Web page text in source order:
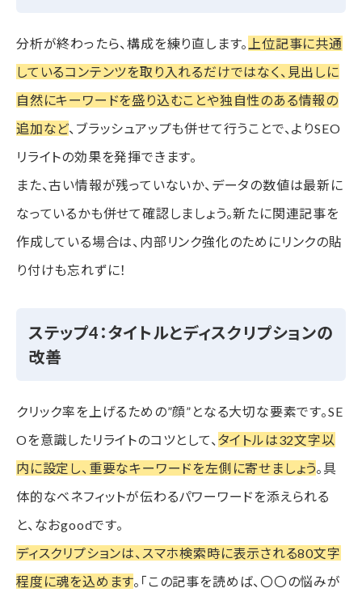
分析が終わったら、構成を練り直します。 上位記事に共通
しているコンテンツを取り入れるだけではなく、見出しに
自然にキーワードを盛り込むことや独自性のある情報の
追加など、ブラッシュアップも併せて行うことで、よりSEO
リライトの効果を発揮できます。
また、古い情報が残っていないか、データの数値は最新に
なっているかも併せて確認しましょう。新たに関連記事を
作成している場合は、内部リンク強化のためにリンクの貼
り付けも忘れずに！
ステップ4：タイトルとディスクリプションの
改善
クリック率を上げるための”顔”となる大切な要素です。SE
Oを意識したリライトのコツとして、 タイトルは32文字以
内に設定し、重要なキーワードを左側に寄せましょう。具
体的なベネフィットが伝わるパワーワードを添えられる
と、なおgoodです。
ディスクリプションは、スマホ検索時に表示される80文字
程度に魂を込めます。「この記事を読めば、〇〇の悩みが